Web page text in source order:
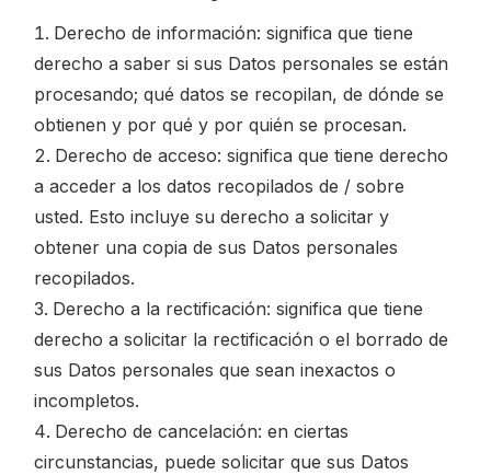
Derecho de información: significa que tiene
derecho a saber si sus Datos personales se están
procesando; qué datos se recopilan, de dónde se
obtienen y por qué y por quién se procesan.
Derecho de acceso: significa que tiene derecho
a acceder a los datos recopilados de / sobre
usted. Esto incluye su derecho a solicitar y
obtener una copia de sus Datos personales
recopilados.
Derecho a la rectificación: significa que tiene
derecho a solicitar la rectificación o el borrado de
sus Datos personales que sean inexactos o
incompletos.
Derecho de cancelación: en ciertas
circunstancias, puede solicitar que sus Datos